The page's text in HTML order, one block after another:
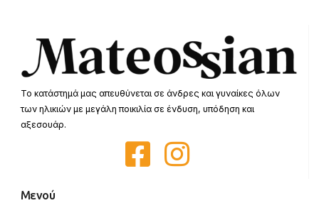
Το κατάστημά μας απευθύνεται σε άνδρες και γυναίκες όλων
των ηλικιών με μεγάλη ποικιλία σε ένδυση, υπόδηση και
αξεσουάρ.
Μενού